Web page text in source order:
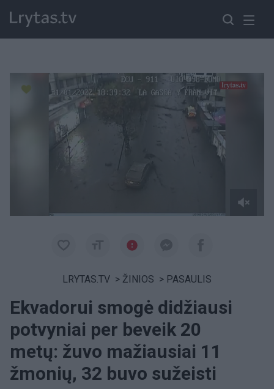
Paremkite Ukrainą
LRYTAS.TV > ŽINIOS > PASAULIS
Ekvadorui smogė didžiausi
potvyniai per beveik 20
metų: žuvo mažiausiai 11
žmonių, 32 buvo sužeisti